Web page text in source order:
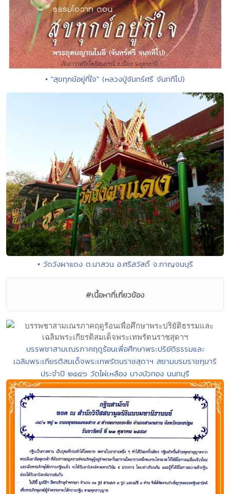
• "สุขทุกข์อยู่ที่ใจ" (หลวงปู่จันทร์ศรี จันททีโป)
• วัดวังผาแดง ต.นาสวน อ.ศรีสวัสดิ์ จ.กาญจนบุรี
#เนื้อหาที่เกี่ยวข้อง
บรรพชาสามเณรภาคฤดูร้อนเพื่อศึกษาพระปริยัติธรรมและ
เฉลิมพระเกียรติสมเด็จพระเทพรัตนราชสุดาฯ สยามบรมราชกุมารี
ประจำปี ๒๕๕๖ วัดไผ่เหลือง บางบัวทอง นนทบุรี